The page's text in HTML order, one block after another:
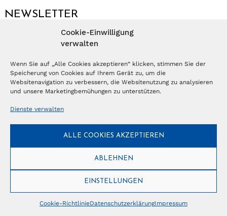
Cookie-Einwilligung
verwalten
Wenn Sie auf „Alle Cookies akzeptieren“ klicken, stimmen Sie der
Speicherung von Cookies auf Ihrem Gerät zu, um die
Websitenavigation zu verbessern, die Websitenutzung zu analysieren
und unsere Marketingbemühungen zu unterstützen.
Dienste verwalten
ALLE COOKIES AKZEPTIEREN
ABLEHNEN
EINSTELLUNGEN
Cookie-RichtlinieDatenschutzerklärungImpressum
NEWSLETTER
© Copyright 2026 – Ferientrends // info@tlvg.ch// +41 31 300 30 85 //
Tourismus Lifestyle Verlag GmbH // Frohbergweg 1 - CH-3012 Bern //
Datenschutzerklärung//Impressum